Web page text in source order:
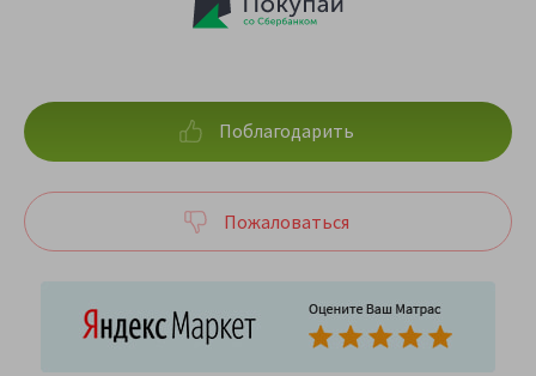
Поблагодарить
Пожаловаться